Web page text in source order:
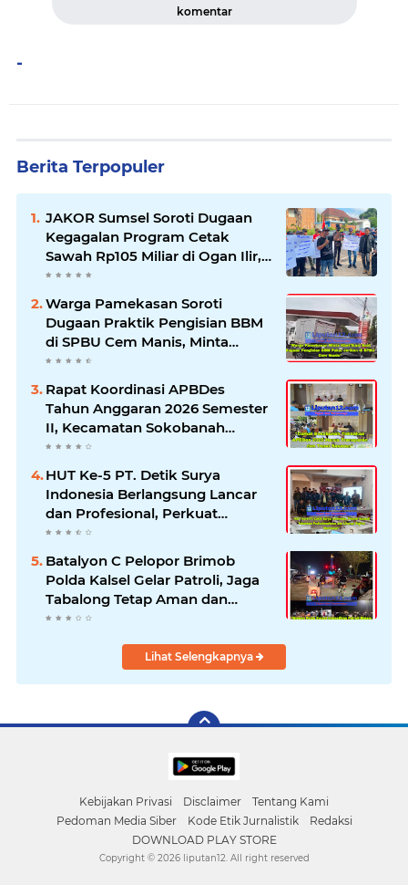
komentar
-
Berita Terpopuler
JAKOR Sumsel Soroti Dugaan
Kegagalan Program Cetak
Sawah Rp105 Miliar di Ogan Ilir,
Desak Kadis Pertanian Mundur
Warga Pamekasan Soroti
Dugaan Praktik Pengisian BBM
di SPBU Cem Manis, Minta
Klarifikasi dan Pengawasan
Rapat Koordinasi APBDes
Tahun Anggaran 2026 Semester
II, Kecamatan Sokobanah
Libatkan 12 Desa
HUT Ke-5 PT. Detik Surya
Indonesia Berlangsung Lancar
dan Profesional, Perkuat
Kompetensi Wartawan
Batalyon C Pelopor Brimob
Polda Kalsel Gelar Patroli, Jaga
Tabalong Tetap Aman dan
Kondusif
Lihat Selengkapnya
Kebijakan Privasi Disclaimer
Tentang Kami
Pedoman Media Siber
Kode Etik Jurnalistik
Redaksi
DOWNLOAD PLAY STORE
Copyright © 2026 liputan12. All right reserved